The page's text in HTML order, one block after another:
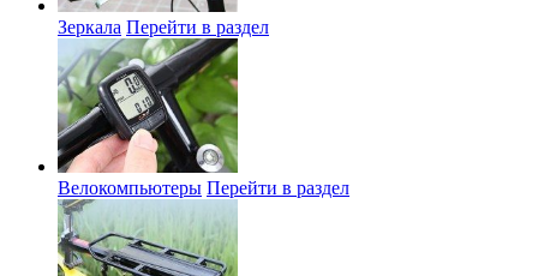
Зеркала Перейти в раздел
Велокомпьютеры Перейти в раздел